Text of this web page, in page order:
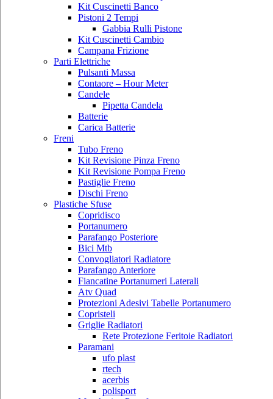
Kit Cuscinetti Banco
Pistoni 2 Tempi
Gabbia Rulli Pistone
Kit Cuscinetti Cambio
Campana Frizione
Parti Elettriche
Pulsanti Massa
Contaore – Hour Meter
Candele
Pipetta Candela
Batterie
Carica Batterie
Freni
Tubo Freno
Kit Revisione Pinza Freno
Kit Revisione Pompa Freno
Pastiglie Freno
Dischi Freno
Plastiche Sfuse
Copridisco
Portanumero
Parafango Posteriore
Bici Mtb
Convogliatori Radiatore
Parafango Anteriore
Fiancatine Portanumeri Laterali
Atv Quad
Protezioni Adesivi Tabelle Portanumero
Copristeli
Griglie Radiatori
Rete Protezione Feritoie Radiatori
Paramani
ufo plast
rtech
acerbis
polisport